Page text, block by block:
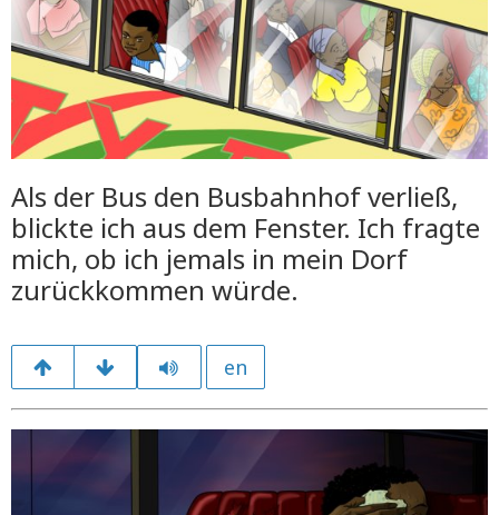
Als der Bus den Busbahnhof verließ,
blickte ich aus dem Fenster. Ich fragte
mich, ob ich jemals in mein Dorf
zurückkommen würde.
en